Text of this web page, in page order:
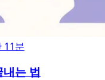
11분
는 법